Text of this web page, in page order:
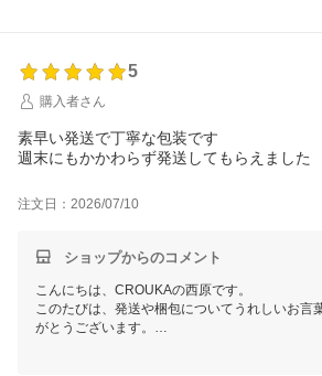
5
購入者さん
素早い発送で丁寧な包装です
週末にもかかわらず発送してもらえました
注文日：2026/07/10
ショップからのコメント
こんにちは、CROUKAの西原です。
このたびは、発送や梱包についてうれしいお言
がとうございます。
週末のお買い物でもスムーズにお届けでき、丁